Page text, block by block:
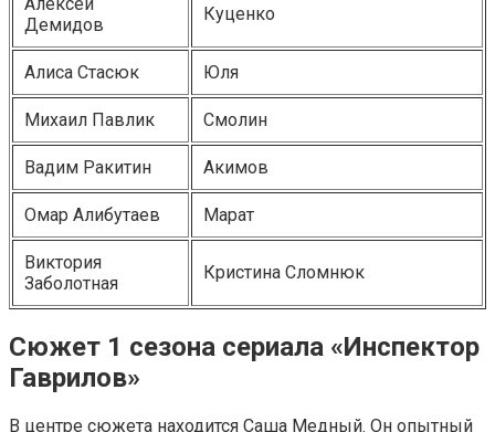
Алексей
Демидов
Куценко
Алиса Стасюк Юля
Михаил Павлик Смолин
Вадим Ракитин Акимов
Омар Алибутаев Марат
Виктория
Заболотная
Кристина Сломнюк
Сюжет 1 сезона сериала «Инспектор
Гаврилов»
В центре сюжета находится Саша Медный. Он опытный